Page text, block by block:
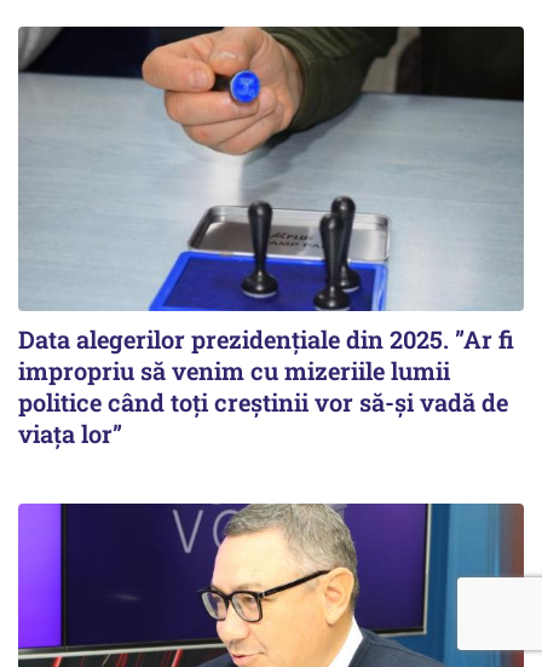
Data alegerilor prezidențiale din 2025. ”Ar fi
impropriu să venim cu mizeriile lumii
politice când toți creștinii vor să-și vadă de
viața lor”